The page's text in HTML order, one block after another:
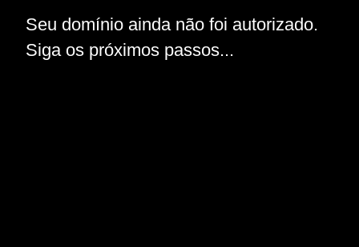
Seu domínio ainda não foi autorizado.
Siga os próximos passos...